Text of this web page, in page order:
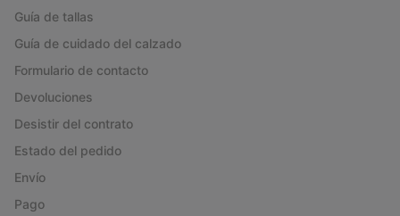
Guía de tallas
Guía de cuidado del calzado
Formulario de contacto
Devoluciones
Desistir del contrato
Estado del pedido
Envío
Pago